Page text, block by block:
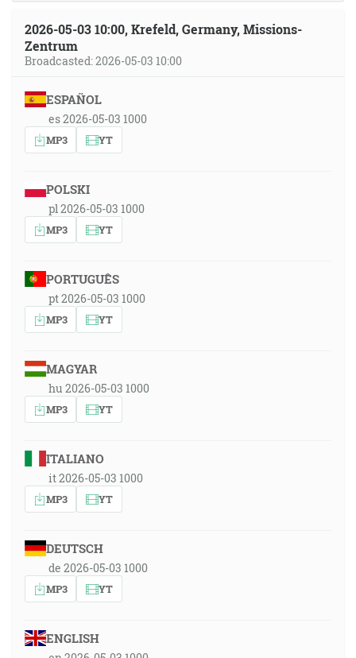
2026-05-03 10:00, Krefeld, Germany, Missions-
Zentrum
Broadcasted: 2026-05-03 10:00
ESPAÑOL
es 2026-05-03 1000
MP3 YT
POLSKI
pl 2026-05-03 1000
MP3 YT
PORTUGUÊS
pt 2026-05-03 1000
MP3 YT
MAGYAR
hu 2026-05-03 1000
MP3 YT
ITALIANO
it 2026-05-03 1000
MP3 YT
DEUTSCH
de 2026-05-03 1000
MP3 YT
ENGLISH